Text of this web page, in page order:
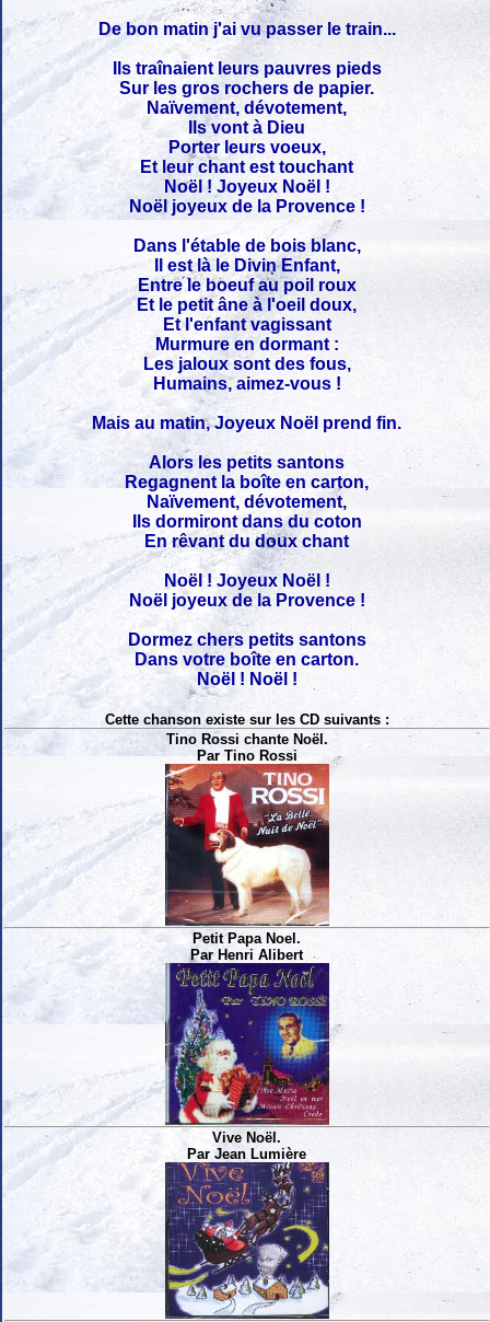
De bon matin j'ai vu passer le train...
Ils traînaient leurs pauvres pieds
Sur les gros rochers de papier.
Naïvement, dévotement,
Ils vont à Dieu
Porter leurs voeux,
Et leur chant est touchant
Noël ! Joyeux Noël !
Noël joyeux de la Provence !
Dans l'étable de bois blanc,
Il est là le Divin Enfant,
Entre le boeuf au poil roux
Et le petit âne à l'oeil doux,
Et l'enfant vagissant
Murmure en dormant :
Les jaloux sont des fous,
Humains, aimez-vous !
Mais au matin, Joyeux Noël prend fin.
Alors les petits santons
Regagnent la boîte en carton,
Naïvement, dévotement,
Ils dormiront dans du coton
En rêvant du doux chant
Noël ! Joyeux Noël !
Noël joyeux de la Provence !
Dormez chers petits santons
Dans votre boîte en carton.
Noël ! Noël !
Cette chanson existe sur les CD suivants :
Tino Rossi chante Noël.
Par Tino Rossi
Petit Papa Noel.
Par Henri Alibert
Vive Noël.
Par Jean Lumière